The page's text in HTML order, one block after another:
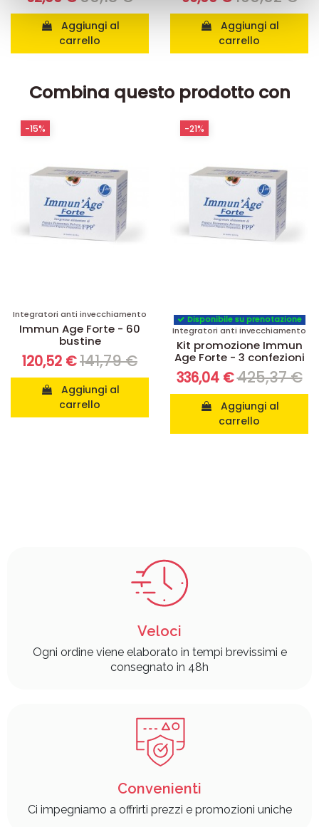
con altre informazioni che ha fornito loro o che hanno
raccolto dal suo utilizzo dei loro servizi.
carrello
carrello
Combina questo prodotto con
Integratori anti invecchiamento
Immun Age Forte - 60
bustine
120,52 €141,79 €
carrello
-15%
Disponibile su prenotazione
Integratori anti invecchiamento
Kit promozione Immun
Age Forte - 3 confezioni
336,04 €425,37 €
carrello
-21%
Veloci
Ogni ordine viene elaborato in tempi brevissimi e
consegnato in 48h
Convenienti
Ci impegniamo a offrirti prezzi e promozioni uniche